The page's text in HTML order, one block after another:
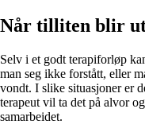
Når tilliten blir
Selv i et godt terapiforløp
man seg ikke forstått, eller
vondt. I slike situasjoner er
terapeut vil ta det på alvor
samarbeidet.